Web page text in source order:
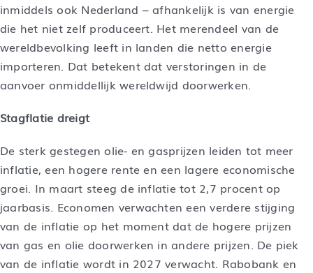
inmiddels ook Nederland – afhankelijk is van energie
die het niet zelf produceert. Het merendeel van de
wereldbevolking leeft in landen die netto energie
importeren. Dat betekent dat verstoringen in de
aanvoer onmiddellijk wereldwijd doorwerken.
Stagflatie dreigt
De sterk gestegen olie- en gasprijzen leiden tot meer
inflatie, een hogere rente en een lagere economische
groei. In maart steeg de inflatie tot 2,7 procent op
jaarbasis. Economen verwachten een verdere stijging
van de inflatie op het moment dat de hogere prijzen
van gas en olie doorwerken in andere prijzen. De piek
van de inflatie wordt in 2027 verwacht. Rabobank en